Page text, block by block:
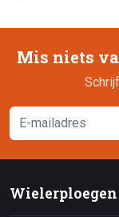
Mis niets
Wielerploegen